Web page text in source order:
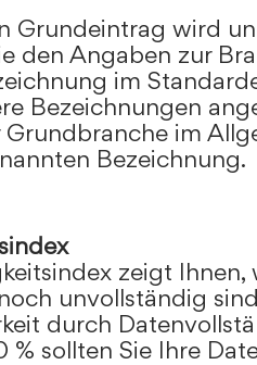
Grundeintrag wird
den Angaben zur
im
Bezeichnungen
im
Bezeichnung.
zeigt
unvollständig
durch
% sollten Sie Ihre